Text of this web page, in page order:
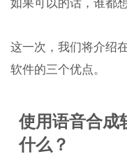
这一次，我们将介绍
软件的三个优点。
使用语音合成
什么？